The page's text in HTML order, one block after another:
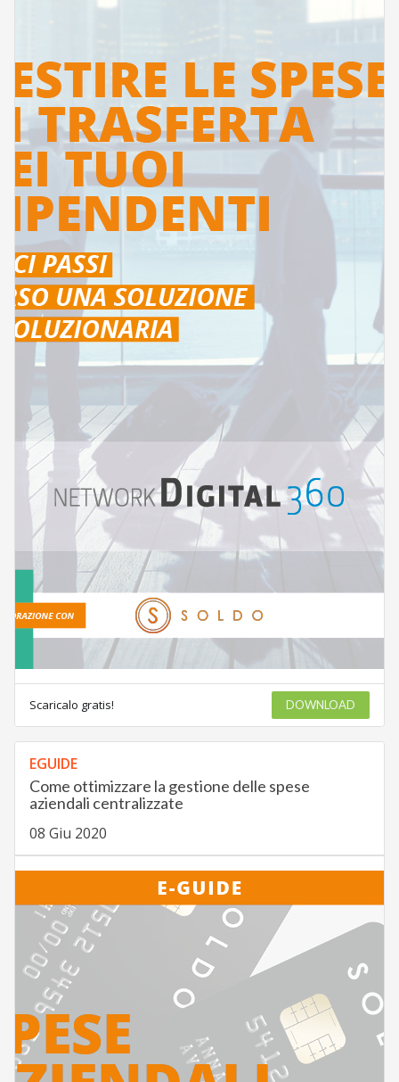
Scaricalo gratis! DOWNLOAD
EGUIDE
Come ottimizzare la gestione delle spese
aziendali centralizzate
08 Giu 2020